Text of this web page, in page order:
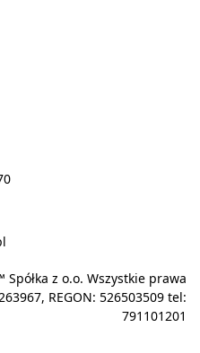
z o.o. Wszystkie prawa
REGON: 526503509 tel:
791101201